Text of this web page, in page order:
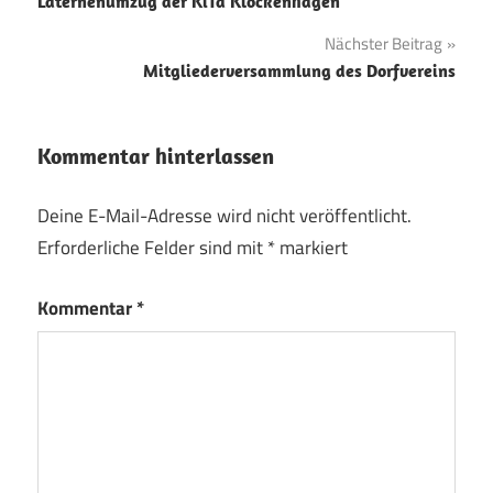
Nächster Beitrag
Mitgliederversammlung des Dorfvereins
Kommentar hinterlassen
Deine E-Mail-Adresse wird nicht veröffentlicht.
Erforderliche Felder sind mit*markiert
Kommentar*